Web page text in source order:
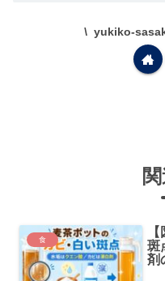
yukiko-
食
斑
剤